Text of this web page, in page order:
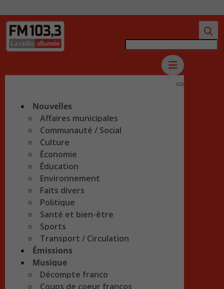
Nouvelles
Affaires municipales
Communauté / Social
Culture
Économie
Éducation
Environnement
Faits divers
Politique
Santé et bien-être
Sports
Transport / Circulation
Émissions
Musique
Décompte franco
Coups de coeur francos